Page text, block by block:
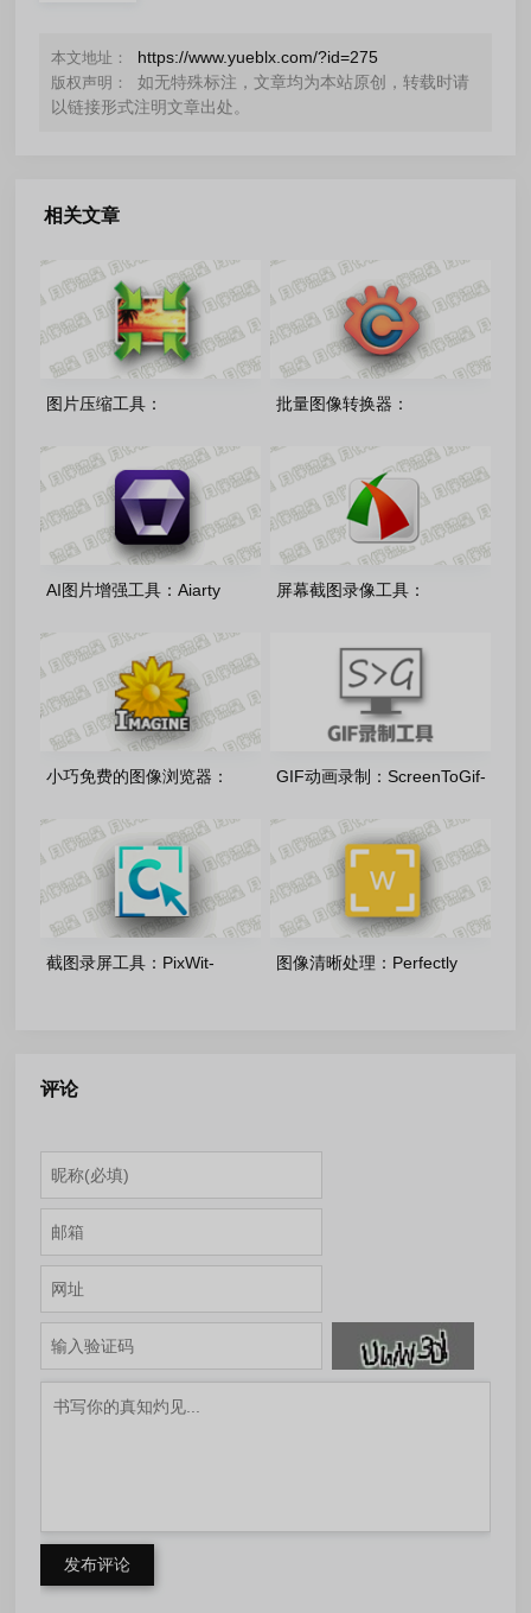
本文地址： https://www.yueblx.com/?id=275
版权声明：
如无特殊标注，文章均为本站原创，转载时请
以链接形式注明文章出处。
相关文章
图片压缩工具：
v7.6.5.176 绿色版
批量图像转换器：
免费版
AI图片增强工具：Aiarty
绿色便携版
屏幕截图录像工具：
小巧免费的图像浏览器：
GIF动画录制：ScreenToGif-
截图录屏工具：PixWit-
图像清晰处理：Perfectly
评论
发布评论